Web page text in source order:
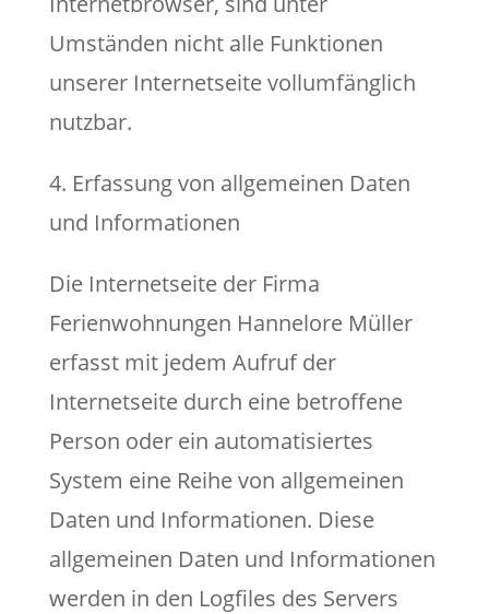
Umständen nicht alle Funktionen
unserer Internetseite vollumfänglich
nutzbar.
4. Erfassung von allgemeinen Daten
und Informationen
Die Internetseite der Firma
Ferienwohnungen Hannelore Müller
erfasst mit jedem Aufruf der
Internetseite durch eine betroffene
Person oder ein automatisiertes
System eine Reihe von allgemeinen
Daten und Informationen. Diese
allgemeinen Daten und Informationen
werden in den Logfiles des Servers